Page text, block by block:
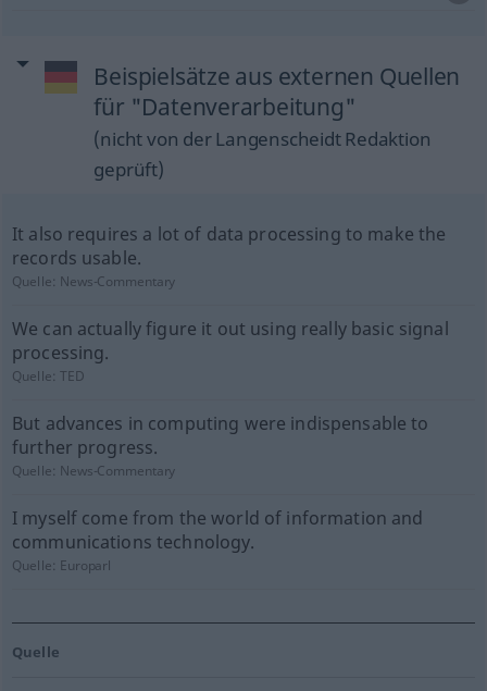
Beispielsätze aus externen Quellen
für "Datenverarbeitung"
(nicht von der Langenscheidt Redaktion
geprüft)
It also requires a lot of data processing to make the
records usable.
Quelle: News-Commentary
We can actually figure it out using really basic signal
processing.
Quelle:TED
But advances in computing were indispensable to
further progress.
Quelle: News-Commentary
I myself come from the world of information and
communications technology.
Quelle: Europarl
Quelle